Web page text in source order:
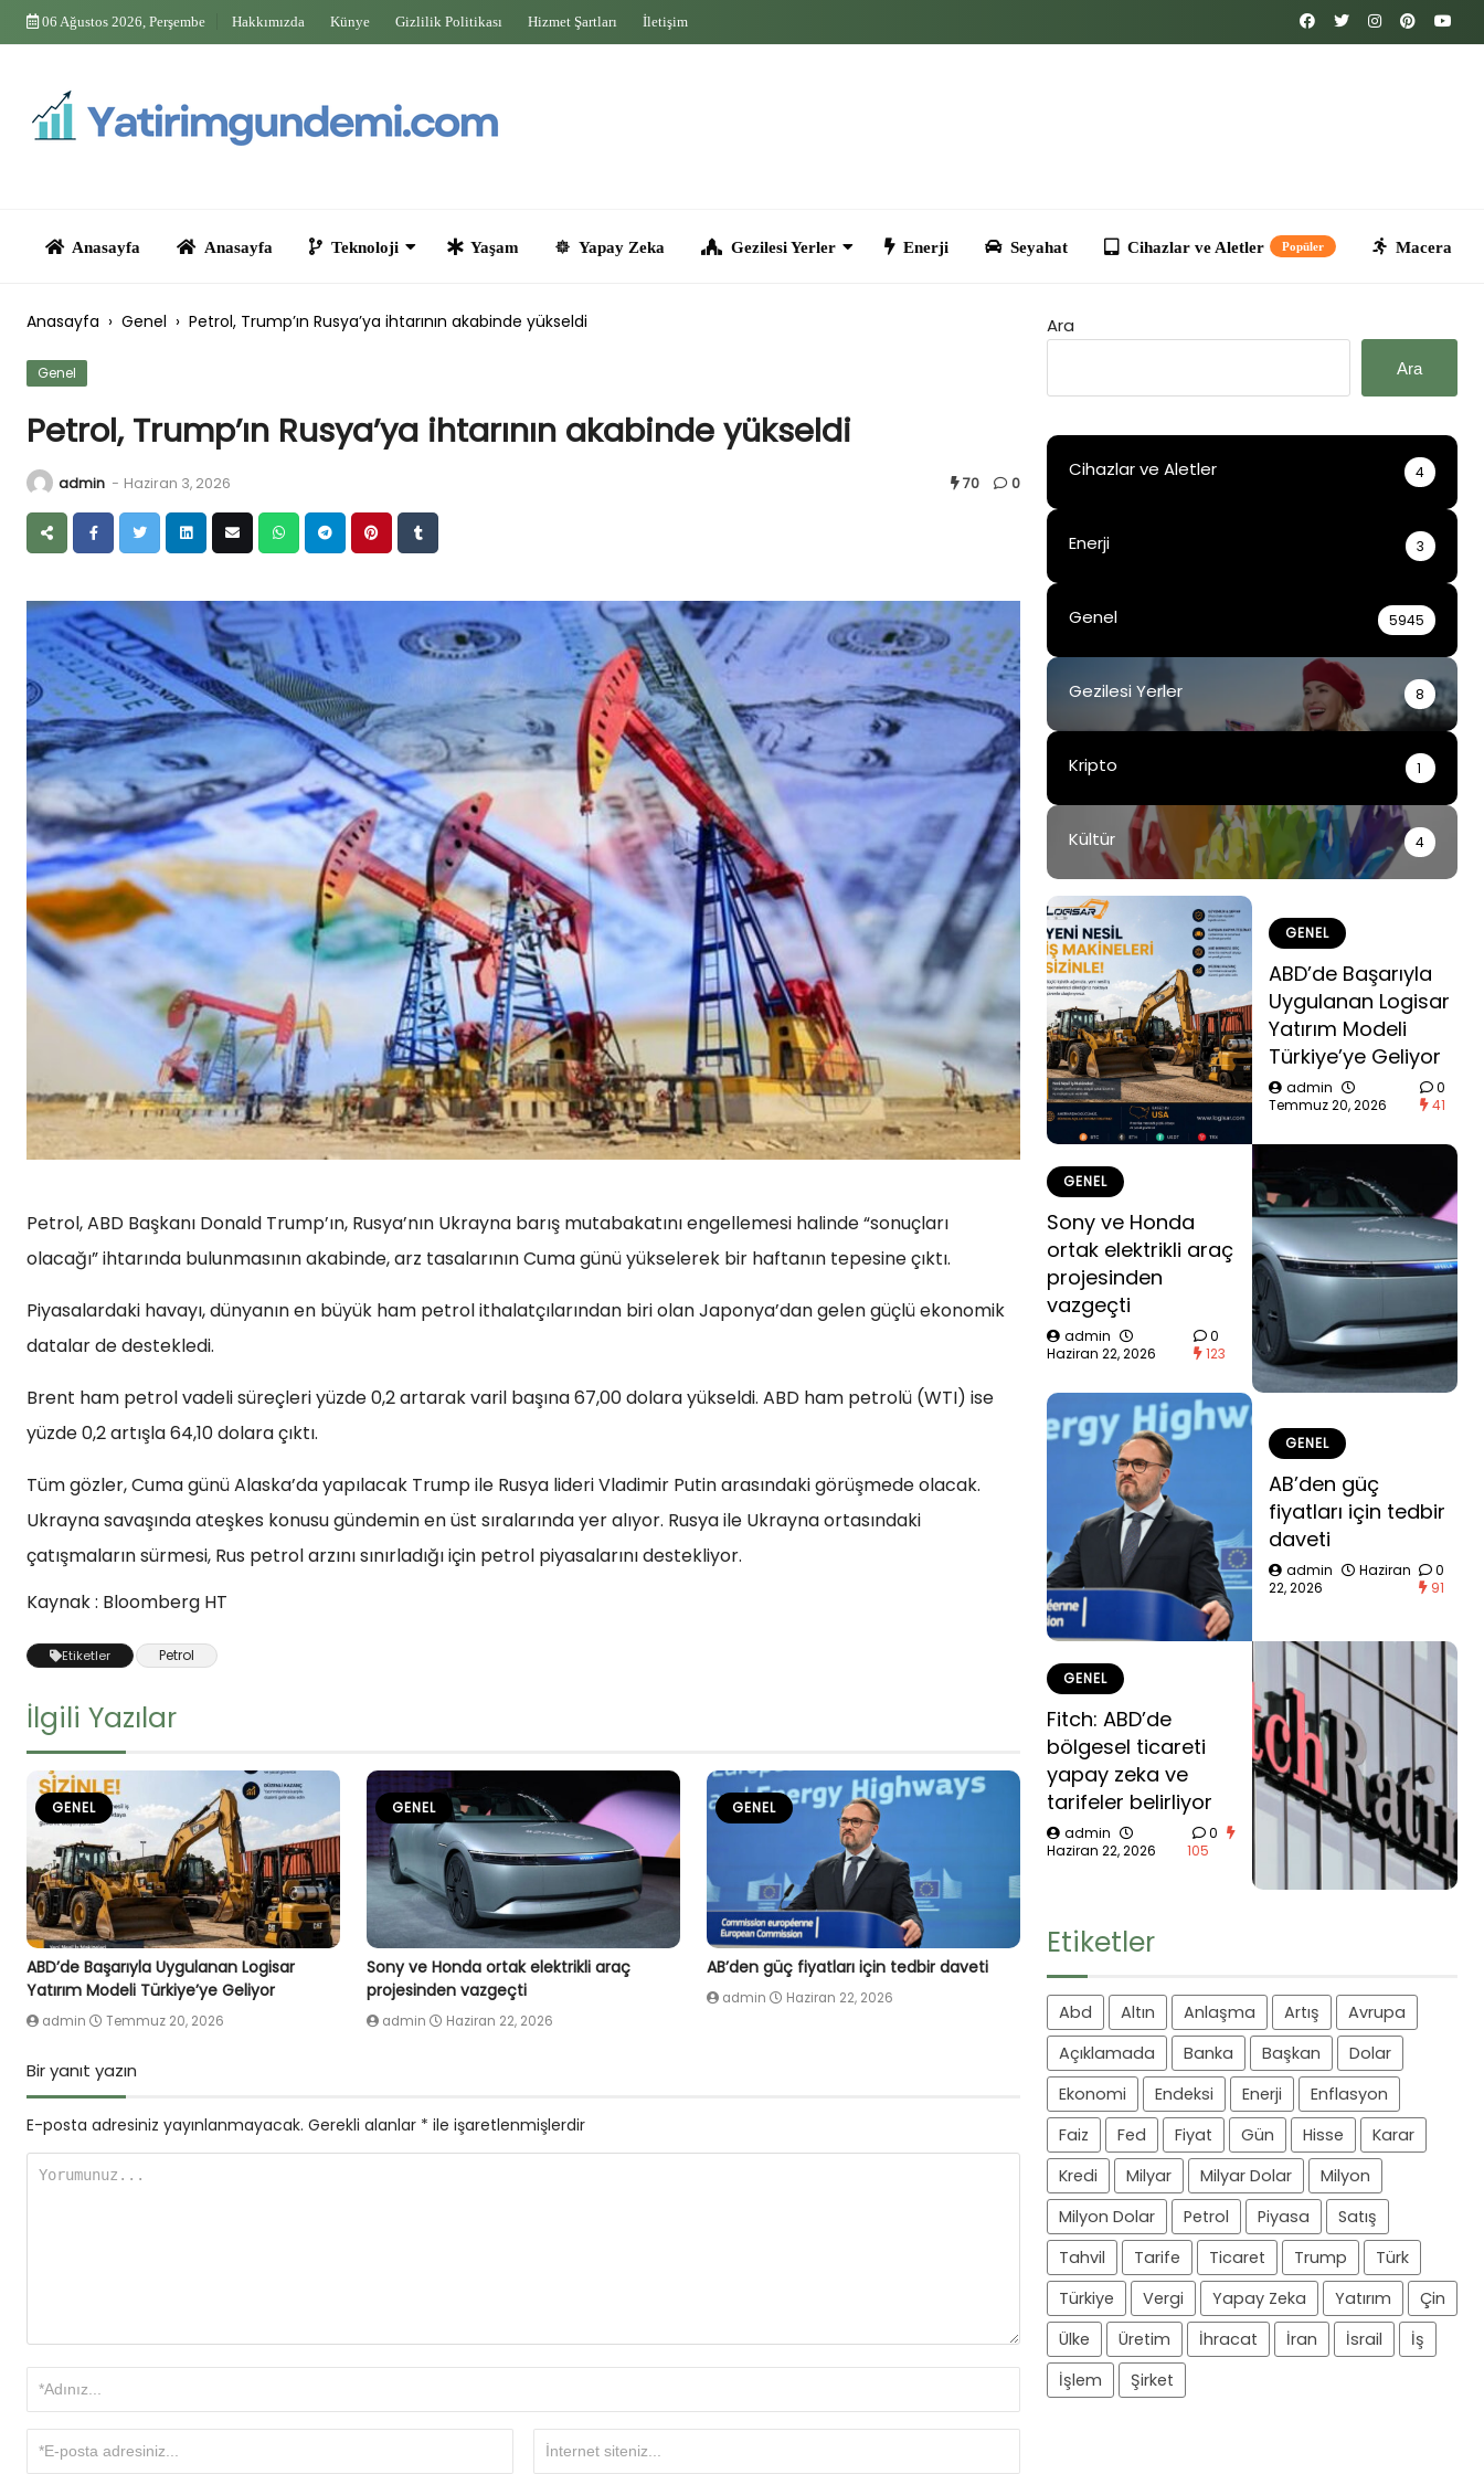
Skip
06 Ağustos 2026, Perşembe Hakkımızda Künye Gizlilik Politikası Hizmet Şartları İletişim
Anasayfa › Genel › Petrol, Trump’ın Rusya’ya ihtarının akabinde yükseldi
Genel
Petrol, Trump’ın Rusya’ya ihtarının akabinde yükseldi
admin - Haziran 3, 2026 70 0
Petrol, ABD Başkanı Donald Trump’ın, Rusya’nın Ukrayna barış mutabakatını engellemesi halinde “sonuçları
olacağı” ihtarında bulunmasının akabinde, arz tasalarının Cuma günü yükselerek bir haftanın tepesine çıktı.
Piyasalardaki havayı, dünyanın en büyük ham petrol ithalatçılarından biri olan Japonya’dan gelen güçlü ekonomik
datalar de destekledi.
Brent ham petrol vadeli süreçleri yüzde 0,2 artarak varil başına 67,00 dolara yükseldi. ABD ham petrolü (WTI) ise
yüzde 0,2 artışla 64,10 dolara çıktı.
Tüm gözler, Cuma günü Alaska’da yapılacak Trump ile Rusya lideri Vladimir Putin arasındaki görüşmede olacak.
Ukrayna savaşında ateşkes konusu gündemin en üst sıralarında yer alıyor. Rusya ile Ukrayna ortasındaki
çatışmaların sürmesi, Rus petrol arzını sınırladığı için petrol piyasalarını destekliyor.
Kaynak : Bloomberg HT
Etiketler Petrol
İlgili Yazılar
GENEL
ABD’de Başarıyla Uygulanan Logisar
Yatırım Modeli Türkiye’ye Geliyor
admin Temmuz 20, 2026
GENEL
Sony ve Honda ortak elektrikli araç
projesinden vazgeçti
admin Haziran 22, 2026
GENEL
AB’den güç fiyatları için tedbir daveti
admin Haziran 22, 2026
Bir yanıt yazın
E-posta adresiniz yayınlanmayacak. Gerekli alanlar * ile işaretlenmişlerdir
Ara
Ara
Cihazlar ve Aletler 4
Enerji 3
Genel 5945
Gezilesi Yerler 8
Kripto 1
Kültür 4
GENEL
ABD’de Başarıyla
Uygulanan Logisar
Yatırım Modeli
Türkiye’ye Geliyor
admin
Temmuz 20, 2026
0
41
GENEL
Sony ve Honda
ortak elektrikli araç
projesinden
vazgeçti
admin
Haziran 22, 2026
0
123
GENEL
AB’den güç
fiyatları için tedbir
daveti
admin
Haziran
22, 2026
0
91
GENEL
Fitch: ABD’de
bölgesel ticareti
yapay zeka ve
tarifeler belirliyor
admin
Haziran 22, 2026
0
105
Etiketler
Abd Altın Anlaşma Artış
Avrupa
Açıklamada
Banka Başkan
Dolar
Ekonomi
Endeksi Enerji
Enflasyon
Faiz
Fed Fiyat Gün Hisse
Karar
Kredi
Milyar Milyar Dolar
Milyon
Milyon Dolar
Petrol Piyasa
Satış
Tahvil
Tarife Ticaret Trump
Türk
Türkiye
Vergi Yapay Zeka Yatırım
Çin
Ülke
Üretim İhracat İran İsrail
İş
İşlem
Şirket